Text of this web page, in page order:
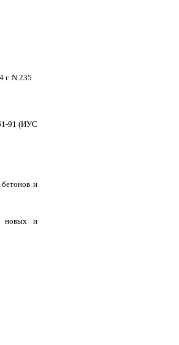
г. N 235
91 (ИУС
бетонов и
новых и